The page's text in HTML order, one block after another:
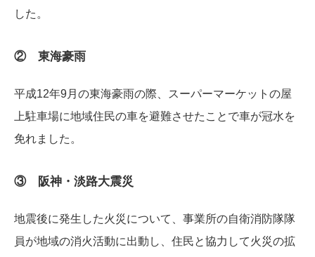
した。
② 東海豪雨
平成12年9月の東海豪雨の際、スーパーマーケットの屋
上駐車場に地域住民の車を避難させたことで車が冠水を
免れました。
③ 阪神・淡路大震災
地震後に発生した火災について、事業所の自衛消防隊隊
員が地域の消火活動に出動し、住民と協力して火災の拡